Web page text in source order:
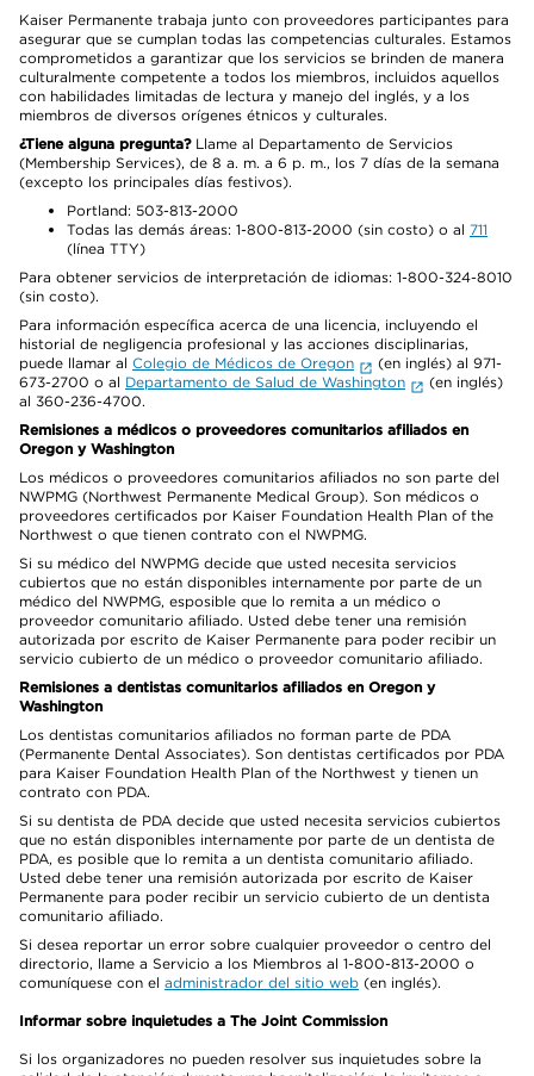
Kaiser Permanente trabaja junto con proveedores participantes para
asegurar que se cumplan todas las competencias culturales. Estamos
comprometidos a garantizar que los servicios se brinden de manera
culturalmente competente a todos los miembros, incluidos aquellos
con habilidades limitadas de lectura y manejo del inglés, y a los
miembros de diversos orígenes étnicos y culturales.
¿Tiene alguna pregunta?Llame al Departamento de Servicios
(Membership Services), de 8 a. m. a 6 p. m., los 7 días de la semana
(excepto los principales días festivos).
Portland: 503-813-2000
Todas las demás áreas: 1-800-813-2000 (sin costo) o al 711
(línea TTY)
Para obtener servicios de interpretación de idiomas: 1-800-324-8010
(sin costo).
Para información específica acerca de una licencia, incluyendo el
historial de negligencia profesional y las acciones disciplinarias,
puede llamar al Colegio de Médicos de Oregon
(en inglés) al 971-
673-2700 o al Departamento de Salud de Washington
(en inglés)
al 360-236-4700.
Remisiones a médicos o proveedores comunitarios afiliados en
Oregon y Washington
Los médicos o proveedores comunitarios afiliados no son parte del
NWPMG (Northwest Permanente Medical Group). Son médicos o
proveedores certificados por Kaiser Foundation Health Plan of the
Northwest o que tienen contrato con el NWPMG.
Si su médico del NWPMG decide que usted necesita servicios
cubiertos que no están disponibles internamente por parte de un
médico del NWPMG, esposible que lo remita a un médico o
proveedor comunitario afiliado. Usted debe tener una remisión
autorizada por escrito de Kaiser Permanente para poder recibir un
servicio cubierto de un médico o proveedor comunitario afiliado.
Remisiones a dentistas comunitarios afiliados en Oregon y
Washington
Los dentistas comunitarios afiliados no forman parte de PDA
(Permanente Dental Associates). Son dentistas certificados por PDA
para Kaiser Foundation Health Plan of the Northwest y tienen un
contrato con PDA.
Si su dentista de PDA decide que usted necesita servicios cubiertos
que no están disponibles internamente por parte de un dentista de
PDA, es posible que lo remita a un dentista comunitario afiliado.
Usted debe tener una remisión autorizada por escrito de Kaiser
Permanente para poder recibir un servicio cubierto de un dentista
comunitario afiliado.
Si desea reportar un error sobre cualquier proveedor o centro del
directorio, llame a Servicio a los Miembros al 1-800-813-2000 o
comuníquese con el administrador del sitio web (en inglés).
Informar sobre inquietudes a The Joint Commission
Si los organizadores no pueden resolver sus inquietudes sobre la